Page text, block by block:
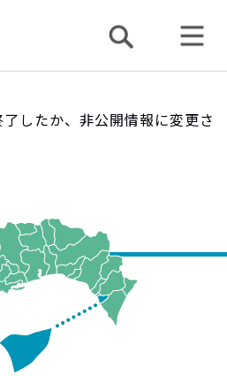
したか、非公開情報に変更さ